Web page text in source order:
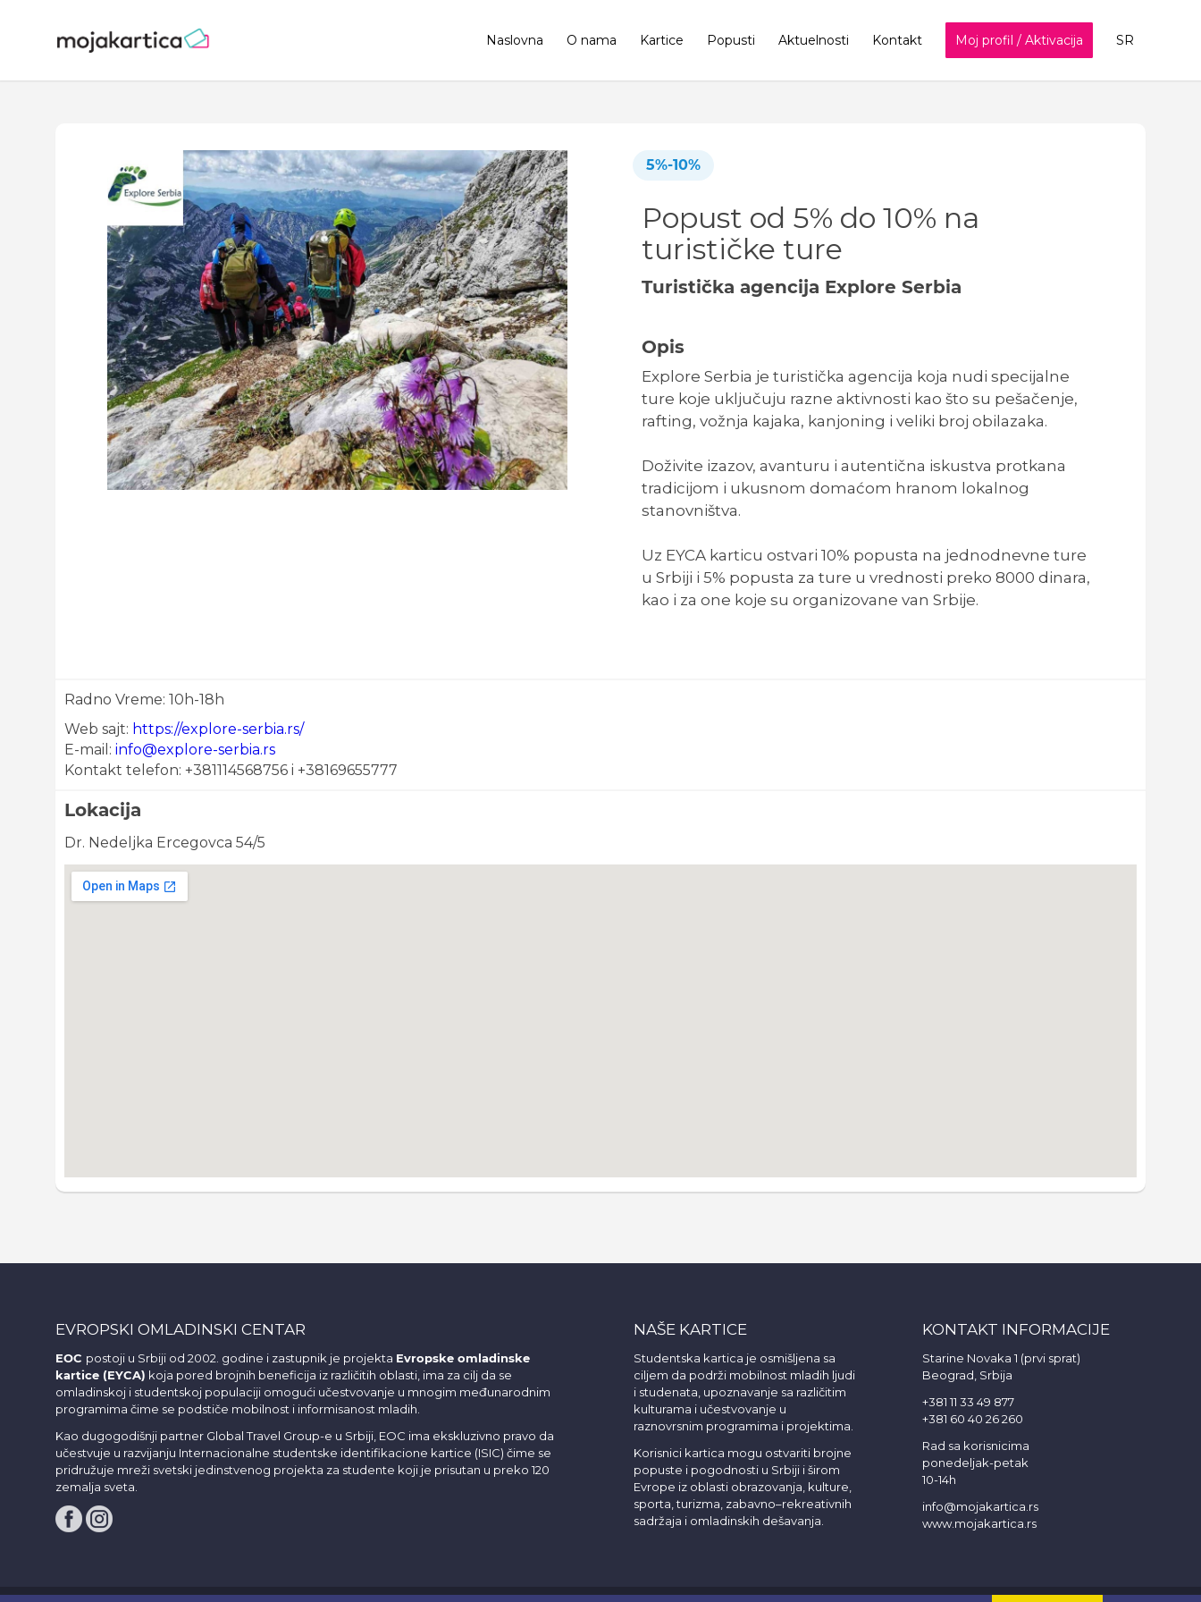
Naslovna O nama Kartice Popusti Aktuelnosti Kontakt Moj profil / Aktivacija SR
5%-10%
Popust od 5% do 10% na
turističke ture
Turistička agencija Explore Serbia
Opis
Explore Serbia je turistička agencija koja nudi specijalne
ture koje uključuju razne aktivnosti kao što su pešačenje,
rafting, vožnja kajaka, kanjoning i veliki broj obilazaka.
Doživite izazov, avanturu i autentična iskustva protkana
tradicijom i ukusnom domaćom hranom lokalnog
stanovništva.
Uz EYCA karticu ostvari 10% popusta na jednodnevne ture
u Srbiji i 5% popusta za ture u vrednosti preko 8000 dinara,
kao i za one koje su organizovane van Srbije.
Radno Vreme: 10h-18h
Web sajt: https://explore-serbia.rs/
E-mail: info@explore-serbia.rs
Kontakt telefon: +381114568756 i +38169655777
Lokacija
Dr. Nedeljka Ercegovca 54/5
EVROPSKI OMLADINSKI CENTAR
EOC postoji u Srbiji od 2002. godine i zastupnik je projekta Evropske omladinske
kartice (EYCA) koja pored brojnih beneficija iz različitih oblasti, ima za cilj da se
omladinskoj i studentskoj populaciji omogući učestvovanje u mnogim međunarodnim
programima čime se podstiče mobilnost i informisanost mladih.
Kao dugogodišnji partner Global Travel Group-e u Srbiji, EOC ima ekskluzivno pravo da
učestvuje u razvijanju Internacionalne studentske identifikacione kartice (ISIC) čime se
pridružuje mreži svetski jedinstvenog projekta za studente koji je prisutan u preko 120
zemalja sveta.
NAŠE KARTICE
Studentska kartica je osmišljena sa
ciljem da podrži mobilnost mladih ljudi
i studenata, upoznavanje sa različitim
kulturama i učestvovanje u
raznovrsnim programima i projektima.
Korisnici kartica mogu ostvariti brojne
popuste i pogodnosti u Srbiji i širom
Evrope iz oblasti obrazovanja, kulture,
sporta, turizma, zabavno–rekreativnih
sadržaja i omladinskih dešavanja.
KONTAKT INFORMACIJE
Starine Novaka 1 (prvi sprat)
Beograd, Srbija
+381 11 33 49 877
+381 60 40 26 260
Rad sa korisnicima
ponedeljak-petak
10-14h
info@mojakartica.rs
www.mojakartica.rs